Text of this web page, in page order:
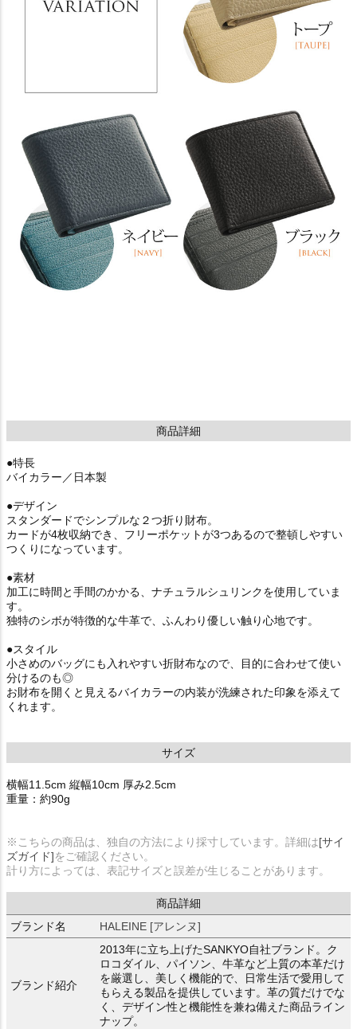
商品詳細
●特長
バイカラー／日本製
●デザイン
スタンダードでシンプルな２つ折り財布。
カードが4枚収納でき、フリーポケットが3つあるので整頓しやすい
つくりになっています。
●素材
加工に時間と手間のかかる、ナチュラルシュリンクを使用していま
す。
独特のシボが特徴的な牛革で、ふんわり優しい触り心地です。
●スタイル
小さめのバッグにも入れやすい折財布なので、目的に合わせて使い
分けるのも◎
お財布を開くと見えるバイカラーの内装が洗練された印象を添えて
くれます。
サイズ
横幅11.5cm 縦幅10cm 厚み2.5cm
重量：約90g
※こちらの商品は、独自の方法により採寸しています。詳細は[サイ
ズガイド]をご確認ください。
計り方によっては、表記サイズと誤差が生じることがあります。
商品詳細
ブランド名
HALEINE [アレンヌ]
ブランド紹介
2013年に立ち上げたSANKYO自社ブランド。ク
ロコダイル、パイソン、牛革など上質の本革だけ
を厳選し、美しく機能的で、日常生活で愛用して
もらえる製品を提供しています。革の質だけでな
く、デザイン性と機能性を兼ね備えた商品ライン
ナップ。